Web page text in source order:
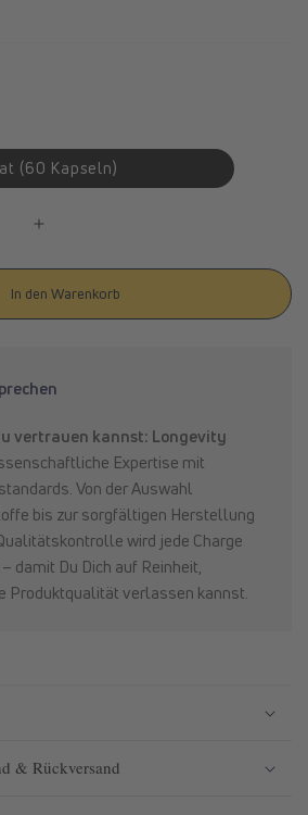
(60 Kapseln)
Erhöhe
für
spermidineLIFE®
In den Warenkorb
vertrauen kannst: Longevity
Expertise mit
Von der Auswahl
bis zur sorgfältigen Herstellung
wird jede Charge
damit Du Dich auf Reinheit,
Produktqualität verlassen kannst.
& Rückversand